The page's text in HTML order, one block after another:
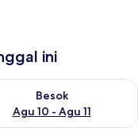
ini
9 - Agu 10
Besok
Agu 10 - Agu 11
ketersediaan untuk